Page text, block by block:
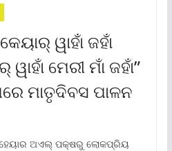
ୱାହାଁ ଜହାଁ
ମେରୀ ମାଁ ଜହାଁ”
ମାତୃଦିବସ ପାଳନ
ଅଏଲ୍ ପକ୍ଷରୁ ଲୋକପ୍ରିୟ